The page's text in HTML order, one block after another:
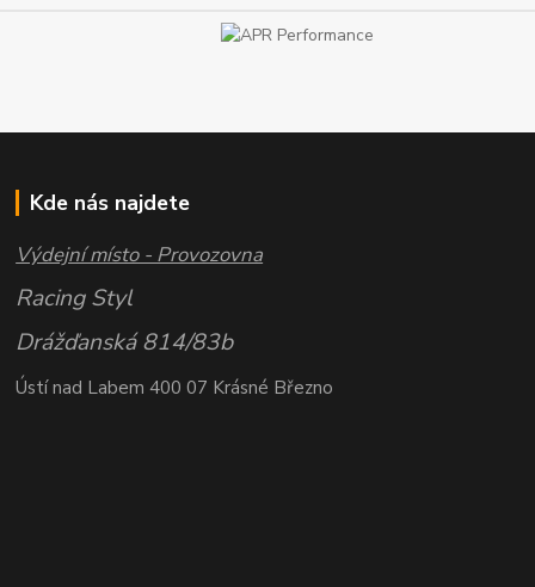
Kde nás najdete
Výdejní místo - Provozovna
Racing Styl
Drážďanská 814/83b
Ústí nad Labem 400 07 Krásné Březno